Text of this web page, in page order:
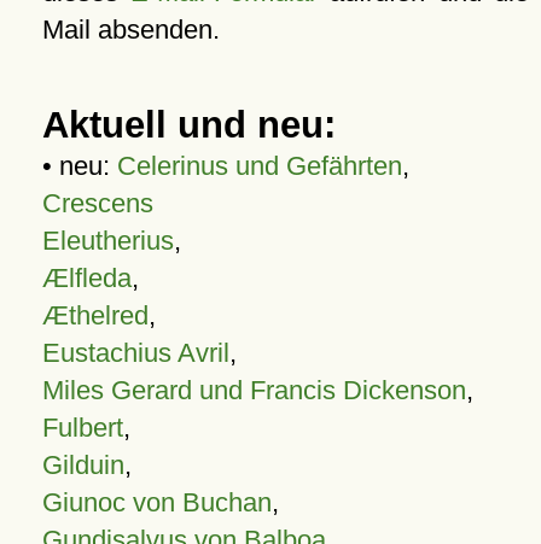
Mail absenden.
Aktuell und neu:
• neu: Celerinus und Gefährten,
Crescens
Eleutherius,
Ælfleda,
Æthelred,
Eustachius Avril,
Miles Gerard und Francis Dickenson,
Fulbert,
Gilduin,
Giunoc von Buchan,